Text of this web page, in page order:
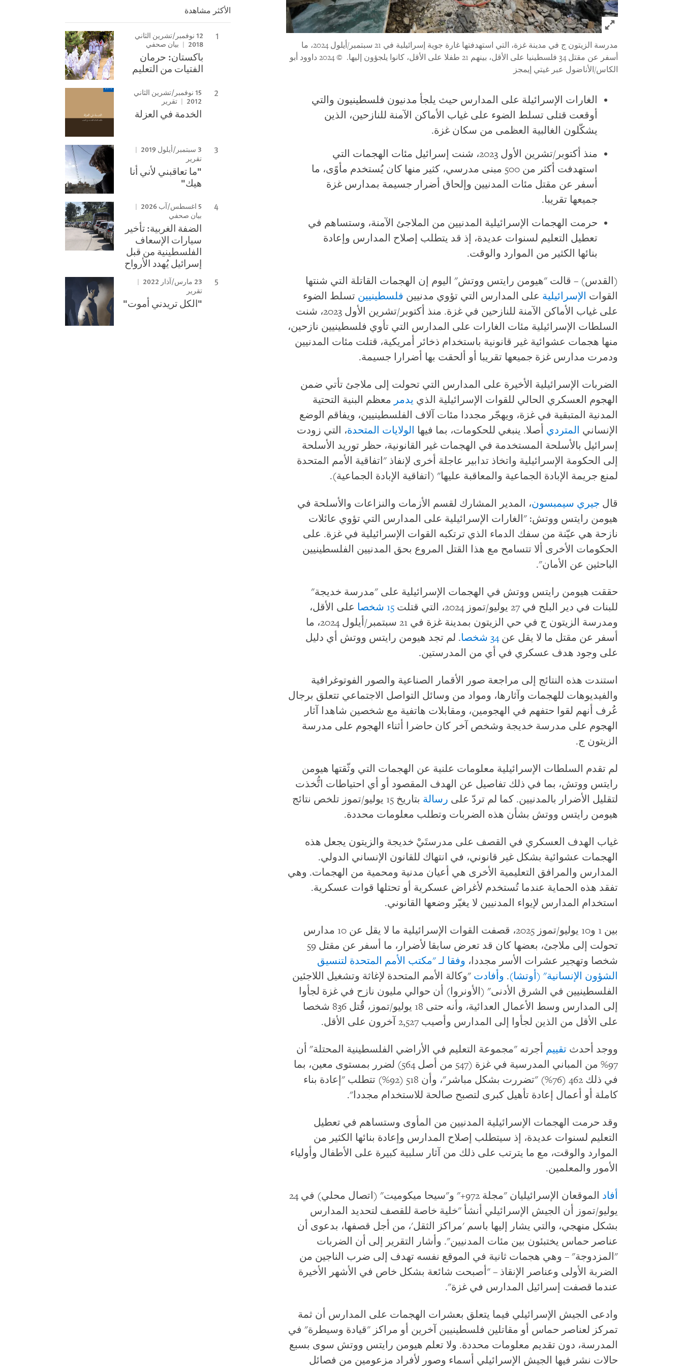
Click to expand Image
مدرسة الزيتون ج في مدينة غزة، التي استهدفتها غارة جوية إسرائيلية في 21 سبتمبر/أيلول 2024، ما
أسفر عن مقتل 34 فلسطينيا على الأقل، بينهم 21 طفلا على الأقل، كانوا يلجؤون إليها.
© 2024 داوود أبو
الكاس/الأناضول عبر غيتي إيمجز
الغارات الإسرائيلة على المدارس حيث يلجأ مدنيون فلسطينيون والتي
أوقعت قتلى تسلط الضوء على غياب الأماكن الآمنة للنازحين، الذين
يشكّلون الغالبية العظمى من سكان غزة.
منذ أكتوبر/تشرين الأول 2023، شنت إسرائيل مئات الهجمات التي
استهدفت أكثر من 500 مبنى مدرسي، كثير منها كان يُستخدم مأوًى، ما
أسفر عن مقتل مئات المدنيين وإلحاق أضرار جسيمة بمدارس غزة
جميعها تقريبا.
حرمت الهجمات الإسرائيلية المدنيين من الملاجئ الآمنة، وستساهم في
تعطيل التعليم لسنوات عديدة، إذ قد يتطلب إصلاح المدارس وإعادة
بنائها الكثير من الموارد والوقت.
(القدس) – قالت "هيومن رايتس ووتش" اليوم إن الهجمات القاتلة التي شنتها
القوات الإسرائيلية على المدارس التي تؤوي مدنيين فلسطينيين تسلط الضوء
على غياب الأماكن الآمنة للنازحين في غزة. منذ أكتوبر/تشرين الأول 2023، شنت
السلطات الإسرائيلية مئات الغارات على المدارس التي تأوي فلسطينيين نازحين،
منها هجمات عشوائية غير قانونية باستخدام ذخائر أمريكية، قتلت مئات المدنيين
ودمرت مدارس غزة جميعها تقريبا أو ألحقت بها أضرارا جسيمة.
الضربات الإسرائيلية الأخيرة على المدارس التي تحولت إلى ملاجئ تأتي ضمن
الهجوم العسكري الحالي للقوات الإسرائيلية الذي يدمر معظم البنية التحتية
المدنية المتبقية في غزة، ويهجّر مجددا مئات آلاف الفلسطينيين، ويفاقم الوضع
الإنساني المتردي أصلا. ينبغي للحكومات، بما فيها الولايات المتحدة، التي زودت
إسرائيل بالأسلحة المستخدمة في الهجمات غير القانونية، حظر توريد الأسلحة
إلى الحكومة الإسرائيلية واتخاذ تدابير عاجلة أخرى لإنفاذ "اتفاقية الأمم المتحدة
لمنع جريمة الإبادة الجماعية والمعاقبة عليها" (اتفاقية الإبادة الجماعية).
قال جيري سيمبسون، المدير المشارك لقسم الأزمات والنزاعات والأسلحة في
هيومن رايتس ووتش: "الغارات الإسرائيلية على المدارس التي تؤوي عائلات
نازحة هي عيّنة من سفك الدماء الذي ترتكبه القوات الإسرائيلية في غزة. على
الحكومات الأخرى ألا تتسامح مع هذا القتل المروع بحق المدنيين الفلسطينيين
الباحثين عن الأمان".
حققت هيومن رايتس ووتش في الهجمات الإسرائيلية على "مدرسة خديجة"
للبنات في دير البلح في 27 يوليو/تموز 2024، التي قتلت
على الأقل،
ومدرسة الزيتون ج في حي الزيتون بمدينة غزة في 21 سبتمبر/أيلول 2024، ما
أسفر عن مقتل ما لا يقل عن34 شخصا
. لم تجد هيومن رايتس ووتش أي دليل
على وجود هدف عسكري في أي من المدرستين.
استندت هذه النتائج إلى مراجعة صور الأقمار الصناعية والصور الفوتوغرافية
والفيديوهات للهجمات وآثارها، ومواد من وسائل التواصل الاجتماعي تتعلق برجال
عُرف أنهم لقوا حتفهم في الهجومين، ومقابلات هاتفية مع شخصين شاهدا آثار
الهجوم على مدرسة خديجة وشخص آخر كان حاضرا أثناء الهجوم على مدرسة
الزيتون ج.
لم تقدم السلطات الإسرائيلية معلومات علنية عن الهجمات التي وثّقتها هيومن
رايتس ووتش، بما في ذلك تفاصيل عن الهدف المقصود أو أي احتياطات اتُّخذت
لتقليل الأضرار بالمدنيين. كما لم تردّ على رسالة
بتاريخ 15 يوليو/تموز تلخص نتائج
هيومن رايتس ووتش بشأن هذه الضربات وتطلب معلومات محددة.
غياب الهدف العسكري في القصف على مدرستَيْ خديجة والزيتون يجعل هذه
الهجمات عشوائية بشكل غير قانوني، في انتهاك للقانون الإنساني الدولي.
المدارس والمرافق التعليمية الأخرى هي أعيان مدنية ومحمية من الهجمات. وهي
تفقد هذه الحماية عندما تُستخدم لأغراض عسكرية أو تحتلها قوات عسكرية.
استخدام المدارس لإيواء المدنيين لا يغيّر وضعها القانوني.
بين 1 و10 يوليو/تموز 2025، قصفت القوات الإسرائيلية ما لا يقل عن 10 مدارس
تحولت إلى ملاجئ، بعضها كان قد تعرض سابقا لأضرار، ما أسفر عن مقتل 59
شخصا وتهجير عشرات الأسر مجددا، وفقا لـ "مكتب الأمم المتحدة لتنسيق
الشؤون الإنسانية" (أوتشا). وأفادت "وكالة الأمم المتحدة لإغاثة وتشغيل اللاجئين
الفلسطينيين في الشرق الأدنى" (الأونروا) أن حوالي مليون نازح في غزة لجأوا
إلى المدارس وسط الأعمال العدائية، وأنه حتى 18 يوليو/تموز، قُتل 836 شخصا
على الأقل من الذين لجأوا إلى المدارس وأصيب 2,527 آخرون على الأقل.
ووجد أحدث تقييم أجرته "مجموعة التعليم في الأراضي الفلسطينية المحتلة" أن
97% من المباني المدرسية في غزة (547 من أصل 564) لضرر بمستوى معين، بما
في ذلك 462 (76%) "تضررت بشكل مباشر"، وأن 518 (92%) تتطلب "إعادة بناء
كاملة أو أعمال إعادة تأهيل كبرى لتصبح صالحة للاستخدام مجددا".
وقد حرمت الهجمات الإسرائيلية المدنيين من المأوى وستساهم في تعطيل
التعليم لسنوات عديدة، إذ سيتطلب إصلاح المدارس وإعادة بنائها الكثير من
الموارد والوقت، مع ما يترتب على ذلك من آثار سلبية كبيرة على الأطفال وأولياء
الأمور والمعلمين.
أفاد
الموقعان الإسرائيليان "مجلة 972+" و"سيحا ميكوميت" (اتصال محلي) في 24
يوليو/تموز أن الجيش الإسرائيلي أنشأ "خلية خاصة للقصف لتحديد المدارس
بشكل منهجي، والتي يشار إليها باسم 'مراكز الثقل'، من أجل قصفها، بدعوى أن
عناصر حماس يختبئون بين مئات المدنيين". وأشار التقرير إلى أن الضربات
"المزدوجة" – وهي هجمات ثانية في الموقع نفسه تهدف إلى ضرب الناجين من
الضربة الأولى وعناصر الإنقاذ – "أصبحت شائعة بشكل خاص في الأشهر الأخيرة
عندما قصفت إسرائيل المدارس في غزة".
وادعى الجيش الإسرائيلي فيما يتعلق بعشرات الهجمات على المدارس أن ثمة
تمركز لعناصر حماس أو مقاتلين فلسطينيين آخرين أو مراكز "قيادة وسيطرة" في
المدرسة، دون تقديم معلومات محددة. ولا تعلم هيومن رايتس ووتش سوى بسبع
حالات نشر فيها الجيش الإسرائيلي أسماء وصور لأفراد مزعومين من فصائل
الأكثر مشاهدة
12 نوفمبر/تشرين الثاني
2018
بيان صحفي
باكستان: حرمان
الفتيات من التعليم
15 نوفمبر/تشرين الثاني
2012
تقرير
الخدمة في العزلة
3 سبتمبر/أيلول 2019
تقرير
"ما تعاقبني لأني أنا
هيك"
5 اغسطس/آب 2026
بيان صحفي
الضفة الغربية: تأخير
سيارات الإسعاف
الفلسطينية من قبل
إسرائيل يُهدد الأرواح
23 مارس/آذار 2022
تقرير
"الكل تريدني أموت"